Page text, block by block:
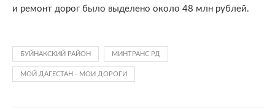
и ремонт дорог было выделено около 48 млн рублей.
БУЙНАКСКИЙ РАЙОН МИНТРАНС РД
МОЙ ДАГЕСТАН - МОИ ДОРОГИ